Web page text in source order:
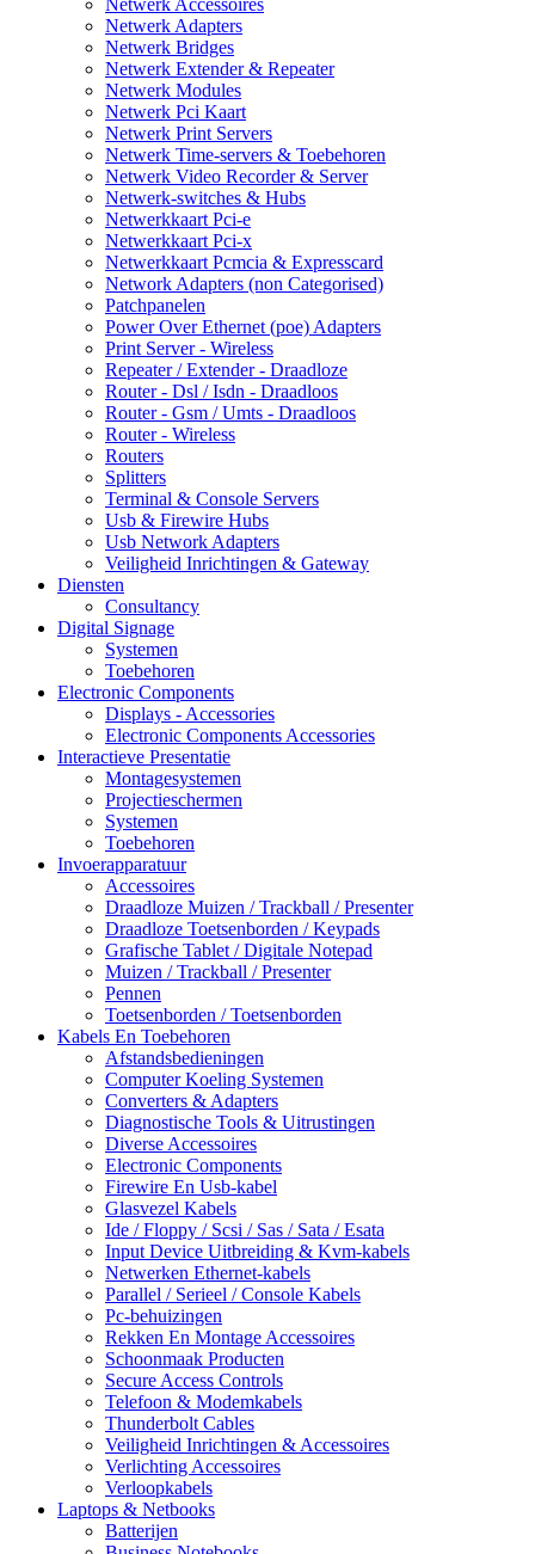
Netwerk Accessoires
Netwerk Adapters
Netwerk Bridges
Netwerk Extender & Repeater
Netwerk Modules
Netwerk Pci Kaart
Netwerk Print Servers
Netwerk Time-servers & Toebehoren
Netwerk Video Recorder & Server
Netwerk-switches & Hubs
Netwerkkaart Pci-e
Netwerkkaart Pci-x
Netwerkkaart Pcmcia & Expresscard
Network Adapters (non Categorised)
Patchpanelen
Power Over Ethernet (poe) Adapters
Print Server - Wireless
Repeater / Extender - Draadloze
Router - Dsl / Isdn - Draadloos
Router - Gsm / Umts - Draadloos
Router - Wireless
Routers
Splitters
Terminal & Console Servers
Usb & Firewire Hubs
Usb Network Adapters
Veiligheid Inrichtingen & Gateway
Diensten
Consultancy
Digital Signage
Systemen
Toebehoren
Electronic Components
Displays - Accessories
Electronic Components Accessories
Interactieve Presentatie
Montagesystemen
Projectieschermen
Systemen
Toebehoren
Invoerapparatuur
Accessoires
Draadloze Muizen / Trackball / Presenter
Draadloze Toetsenborden / Keypads
Grafische Tablet / Digitale Notepad
Muizen / Trackball / Presenter
Pennen
Toetsenborden / Toetsenborden
Kabels En Toebehoren
Afstandsbedieningen
Computer Koeling Systemen
Converters & Adapters
Diagnostische Tools & Uitrustingen
Diverse Accessoires
Electronic Components
Firewire En Usb-kabel
Glasvezel Kabels
Ide / Floppy / Scsi / Sas / Sata / Esata
Input Device Uitbreiding & Kvm-kabels
Netwerken Ethernet-kabels
Parallel / Serieel / Console Kabels
Pc-behuizingen
Rekken En Montage Accessoires
Schoonmaak Producten
Secure Access Controls
Telefoon & Modemkabels
Thunderbolt Cables
Veiligheid Inrichtingen & Accessoires
Verlichting Accessoires
Verloopkabels
Laptops & Netbooks
Batterijen